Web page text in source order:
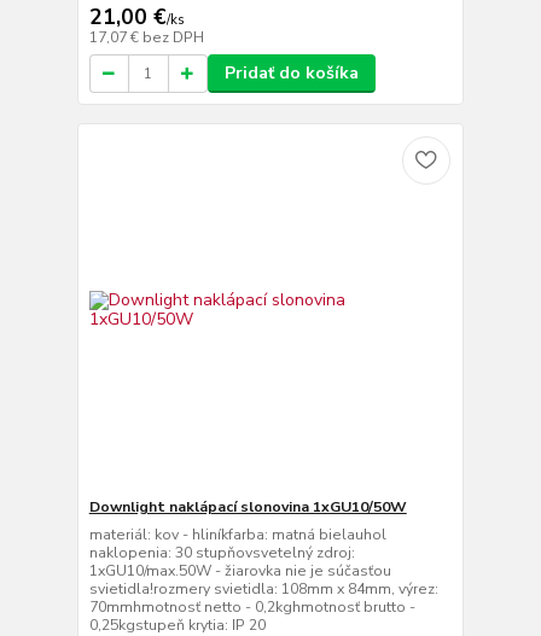
21,00 €/ks
17,07 € bez DPH
Pridať do košíka
Downlight naklápací slonovina 1xGU10/50W
materiál: kov - hliníkfarba: matná bielauhol
naklopenia: 30 stupňovsvetelný zdroj:
1xGU10/max.50W - žiarovka nie je súčasťou
svietidla!rozmery svietidla: 108mm x 84mm, výrez:
70mmhmotnosť netto - 0,2kghmotnosť brutto -
0,25kgstupeň krytia: IP 20